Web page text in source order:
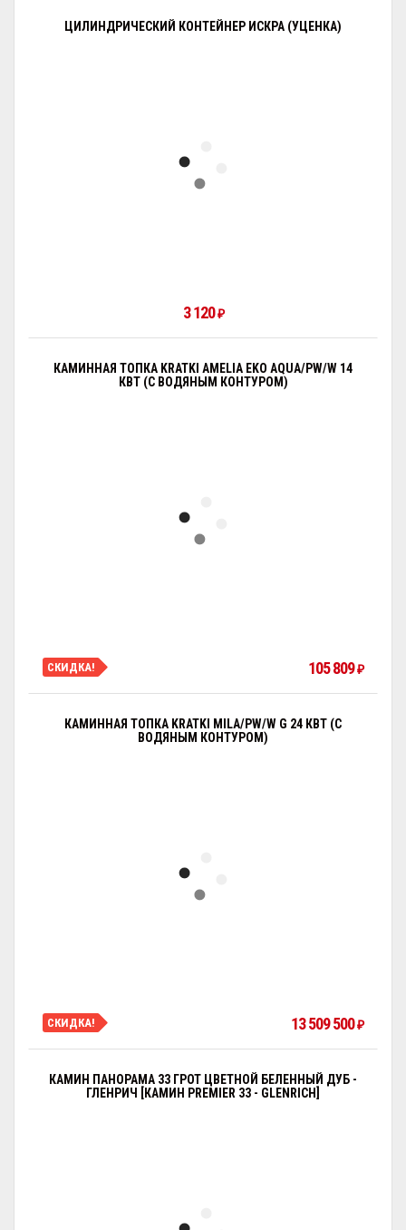
ЦИЛИНДРИЧЕСКИЙ КОНТЕЙНЕР ИСКРА (УЦЕНКА)
3 120₽
КАМИННАЯ ТОПКА KRATKI AMELIA EKO AQUA/PW/W 14
КВТ (С ВОДЯНЫМ КОНТУРОМ)
СКИДКА! 105 809₽
КАМИННАЯ ТОПКА KRATKI MILA/PW/W G 24 КВТ (С
ВОДЯНЫМ КОНТУРОМ)
СКИДКА! 13 509 500₽
КАМИН ПАНОРАМА 33 ГРОТ ЦВЕТНОЙ БЕЛЕННЫЙ ДУБ -
ГЛЕНРИЧ [КАМИН PREMIER 33 - GLENRICH]